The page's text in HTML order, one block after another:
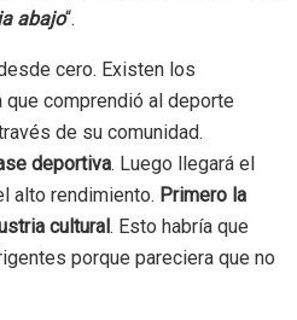
abajo“.
cero. Existen los
comprendió al deporte
de su comunidad.
deportiva. Luego llegará el
alto rendimiento. Primero la
cultural. Esto habría que
porque pareciera que no